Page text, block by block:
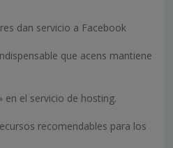
dan servicio a Facebook
que acens mantiene
en el servicio de hosting.
recomendables para los